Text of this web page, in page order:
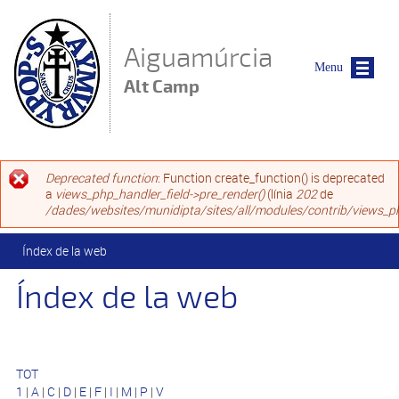
Aiguamúrcia
Alt Camp
Missatge d'error
Deprecated function: Function create_function() is deprecated
a views_php_handler_field->pre_render()(línia 202de
/dades/websites/munidipta/sites/all/modules/contrib/
Esteu aquí
Índex de la web
Índex de la web
TOT
1 | A | C | D | E | F | I | M | P | V
Menu